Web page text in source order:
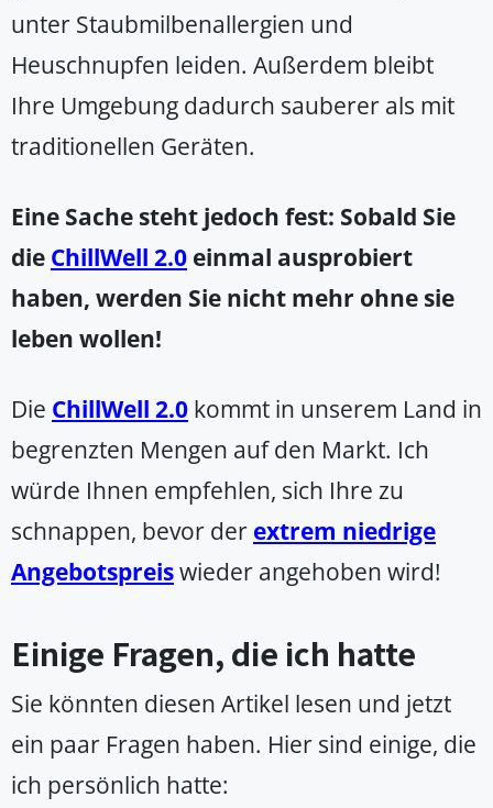
unter Staubmilbenallergien und
Heuschnupfen leiden. Außerdem bleibt
Ihre Umgebung dadurch sauberer als mit
traditionellen Geräten.
Eine Sache steht jedoch fest: Sobald Sie
die ChillWell 2.0 einmal ausprobiert
haben, werden Sie nicht mehr ohne sie
leben wollen!
Die ChillWell 2.0 kommt in unserem Land in
begrenzten Mengen auf den Markt. Ich
würde Ihnen empfehlen, sich Ihre zu
schnappen, bevor der extrem niedrige
Angebotspreiswieder angehoben wird!
Einige Fragen, die ich hatte
Sie könnten diesen Artikel lesen und jetzt
ein paar Fragen haben. Hier sind einige, die
ich persönlich hatte: